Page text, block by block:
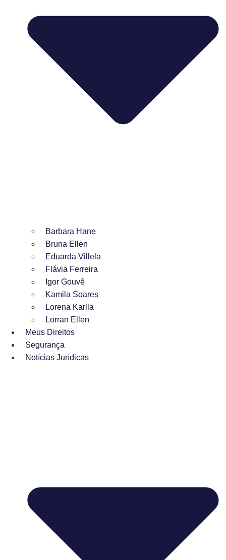
Barbara Hane
Bruna Ellen
Eduarda Villela
Flávia Ferreira
Igor Gouvê
Kamila Soares
Lorena Karlla
Lorran Ellen
Meus Direitos
Segurança
Notícias Jurídicas